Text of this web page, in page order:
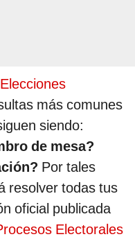
Elecciones
más comunes
siendo:
de mesa?
Por tales
resolver todas tus
oficial publicada
Electorales